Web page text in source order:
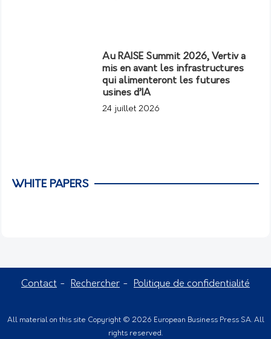
Au RAISE Summit 2026, Vertiv a
mis en avant les infrastructures
qui alimenteront les futures
usines d’IA
24 juillet 2026
WHITE PAPERS
Contact Rechercher Politique de confidentialité
All material on this site Copyright © 2026 European Business Press SA. All
rights reserved.